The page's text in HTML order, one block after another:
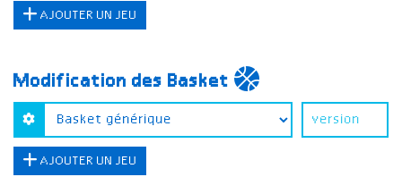
AJOUTER UN JEU
Modification des Basket
AJOUTER UN JEU